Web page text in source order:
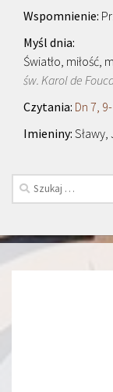
Światło, miłość,
św. Karol de
Dn 7,
Sławy,
Szukaj: